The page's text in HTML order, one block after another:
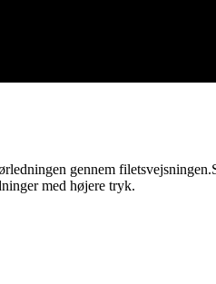
gennem
med højere tryk.